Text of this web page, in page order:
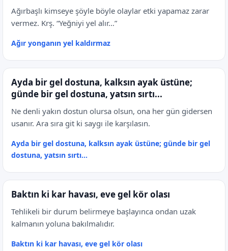
Ağırbaşlı kimseye şöyle böyle olaylar etki yapamaz zarar
vermez. Krş. “Yeğniyi yel alır…”
Ağır yonganın yel kaldırmaz
Ayda bir gel dostuna, kalksın ayak üstüne;
günde bir gel dostuna, yatsın sırtı...
Ne denli yakın dostun olursa olsun, ona her gün gidersen
usanır. Ara sıra git ki saygı ile karşılasın.
Ayda bir gel dostuna, kalksın ayak üstüne; günde bir gel
dostuna, yatsın sırtı...
Baktın ki kar havası, eve gel kör olası
Tehlikeli bir durum belirmeye başlayınca ondan uzak
kalmanın yoluna bakılmalıdır.
Baktın ki kar havası, eve gel kör olası